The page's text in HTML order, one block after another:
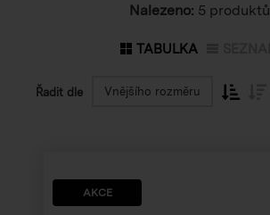
Nalezeno: 5 produktů
TABULKA
Řadit dle Vnějšího rozměru
AKCE